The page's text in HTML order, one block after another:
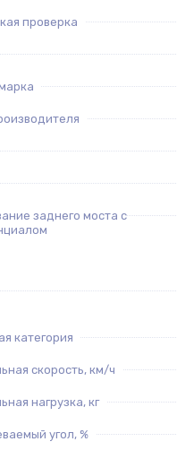
проверка
заднего моста с
категория
скорость, км/ч
нагрузка, кг
угол, %